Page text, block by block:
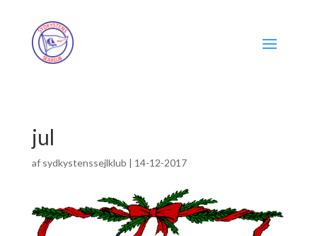
jul
af sydkystenssejlklub | 14-12-2017